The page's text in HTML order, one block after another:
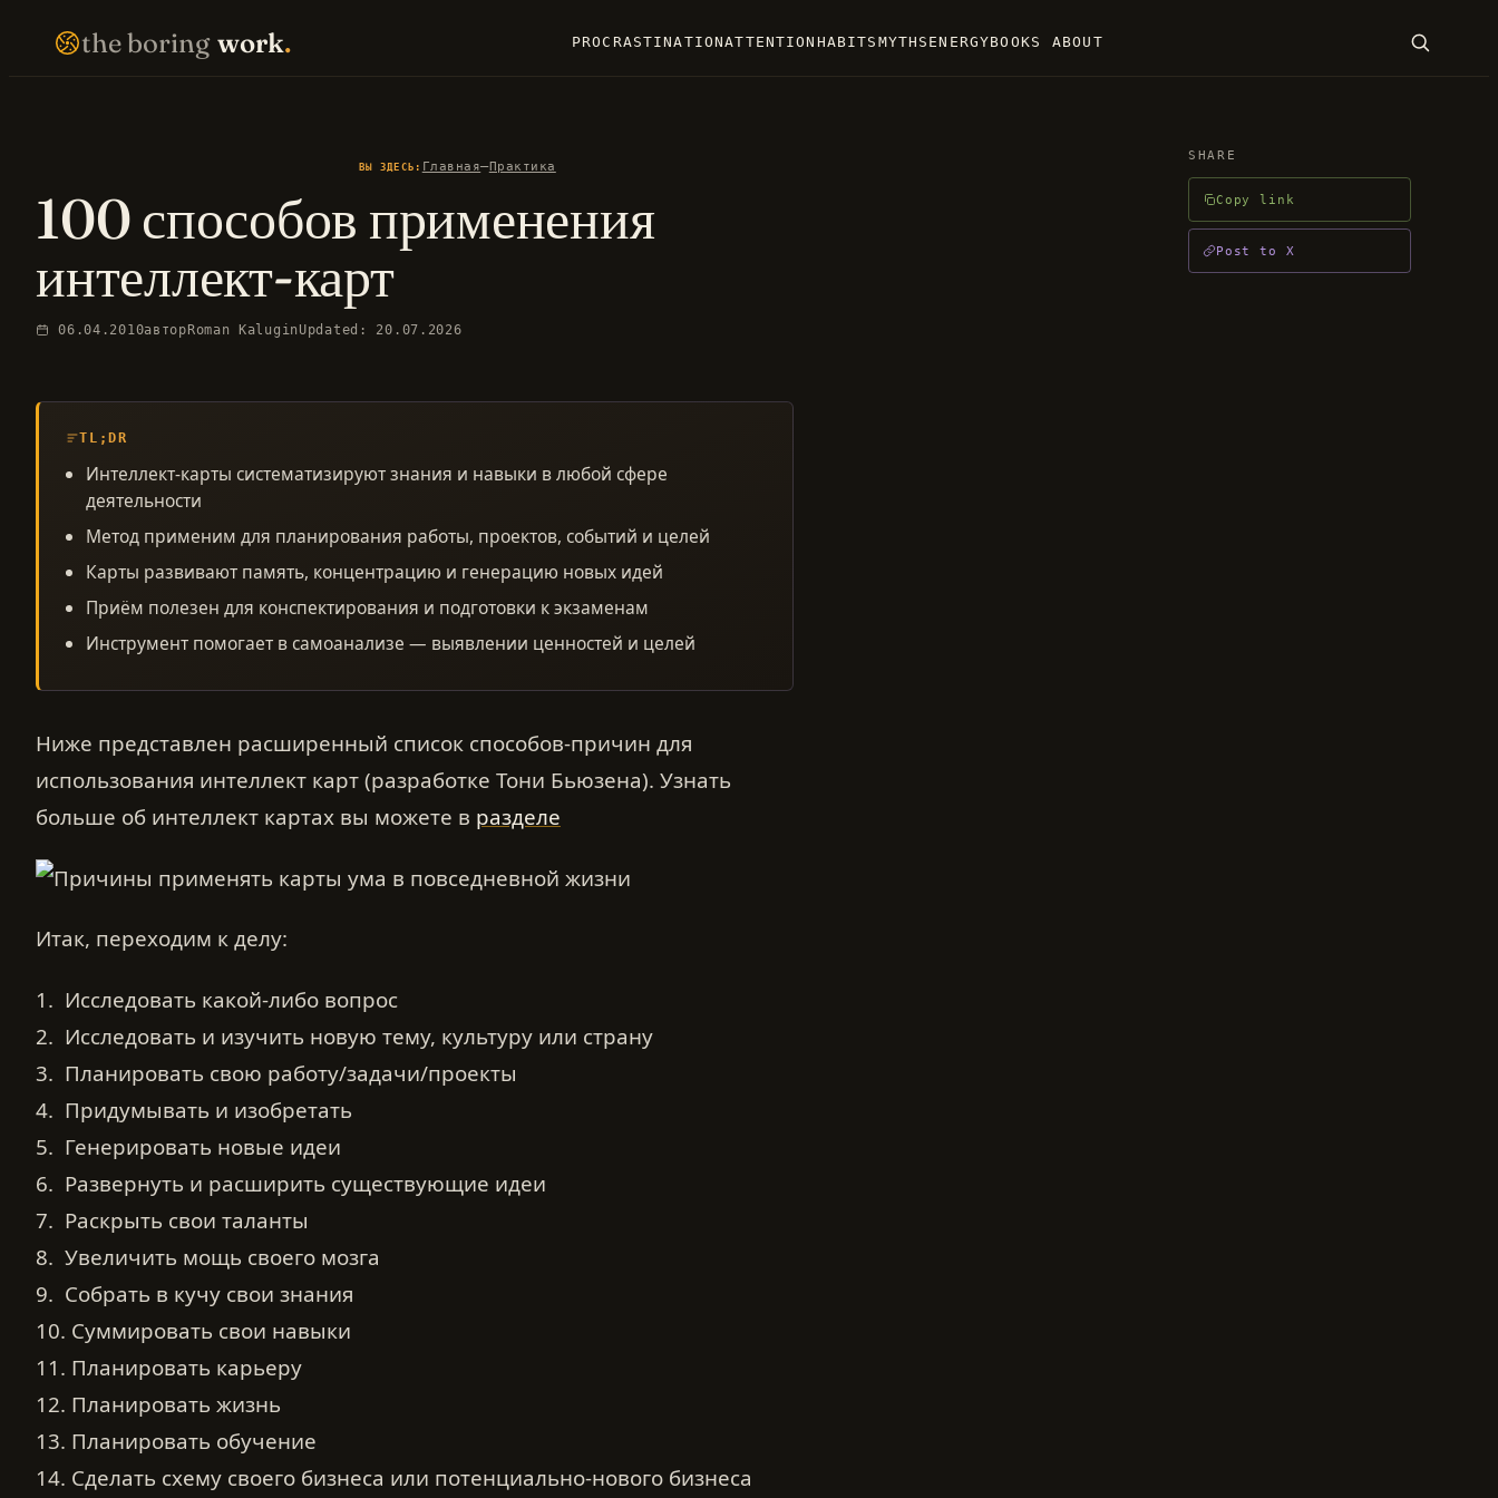
ПерейтиTHE BORING WORK · SELF-IMPROVEMENT THAT COMPOUNDS · EST. 2007 · NO FIREWORKS ·
the boring work. PROCRASTINATIONATTENTION HABITS MYTHS ENERGYBOOKS ABOUT
EN LIBRARY RU LIBRARY
ВЫ ЗДЕСЬ: Главная—Практика
100 способов применения
интеллект-карт
06.04.2010автор Roman Kalugin Updated: 20.07.2026
TL;DR
Интеллект-карты систематизируют знания и навыки в любой сфере
деятельности
Метод применим для планирования работы, проектов, событий и целей
Карты развивают память, концентрацию и генерацию новых идей
Приём полезен для конспектирования и подготовки к экзаменам
Инструмент помогает в самоанализе — выявлении ценностей и целей
Ниже представлен расширенный список способов-причин для
использования интеллект карт (разработке Тони Бьюзена). Узнать
больше об интеллект картах вы можете в разделе
Итак, переходим к делу:
1. Исследовать какой-либо вопрос
2. Исследовать и изучить новую тему, культуру или страну
3. Планировать свою работу/задачи/проекты
4. Придумывать и изобретать
5. Генерировать новые идеи
6. Развернуть и расширить существующие идеи
7. Раскрыть свои таланты
8. Увеличить мощь своего мозга
9. Собрать в кучу свои знания
10. Суммировать свои навыки
11. Планировать карьеру
12. Планировать жизнь
13. Планировать обучение
14. Сделать схему своего бизнеса или потенциально-нового бизнеса
SHARE
Copy link
Post to X